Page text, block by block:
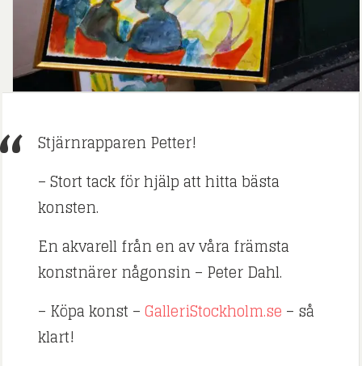
Stjärnrapparen Petter!
– Stort tack för hjälp att hitta bästa
konsten.
En akvarell från en av våra främsta
konstnärer någonsin – Peter Dahl.
– Köpa konst –GalleriStockholm.se – så
klart!